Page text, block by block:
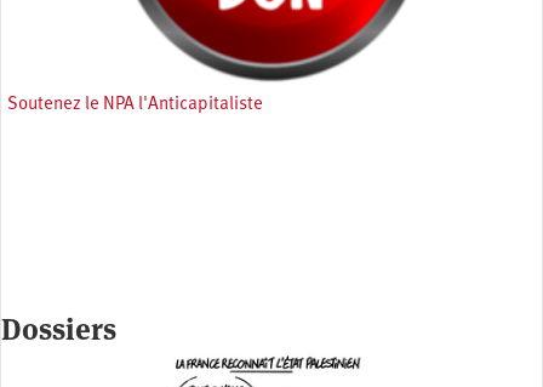
Soutenez le NPA l'Anticapitaliste
Dossiers